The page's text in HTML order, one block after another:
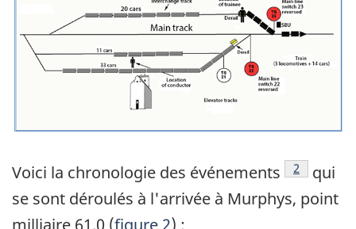
Voici la chronologie des événements Note de
2
qui
se sont déroulés à l'arrivée à Murphys, point